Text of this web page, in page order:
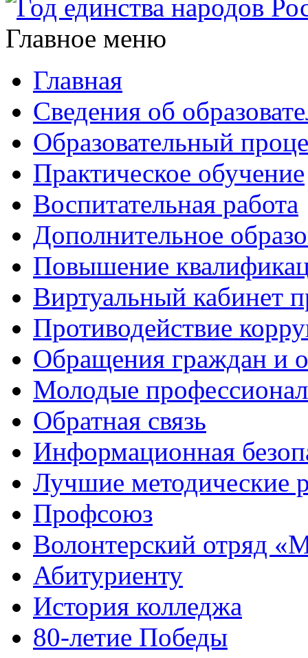
Главное меню
Главная
Сведения об
Образовательный
Практическое обучение
Воспитательная работа
Дополнительное
Повышение
Виртуальный кабинет
Противодействие
Обращения граждан и
Молодые
Обратная связь
Информационная
Лучшие методические
Профсоюз
Волонтерский отряд
Абитуриенту
История колледжа
80-летие Победы